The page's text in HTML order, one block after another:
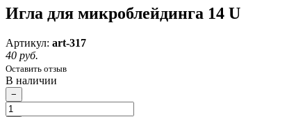
Игла для микроблейдинга 14 U
Артикул: art-317
40 руб.
Оставить отзыв
В наличии
−